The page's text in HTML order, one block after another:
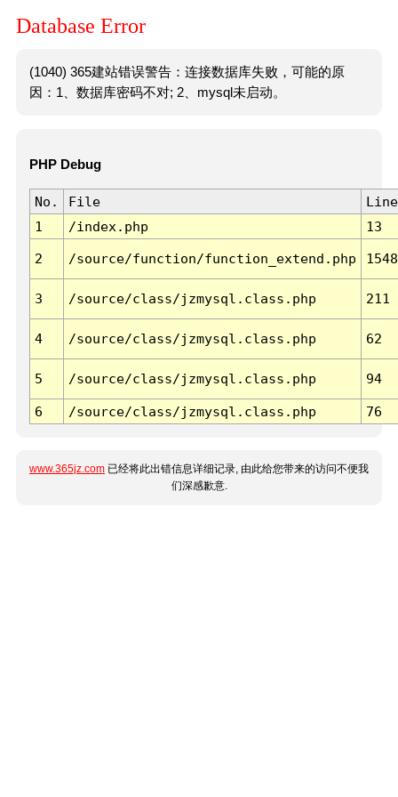
Database Error
(1040) 365建站错误警告：连接数据库失败，可能的原
因：1、数据库密码不对; 2、mysql未启动。
PHP Debug
No. File
Line
1
/index.php 13
2 /source/function/function_extend.php 1548
3 /source/class/jzmysql.class.php 211
4 /source/class/jzmysql.class.php 62
5 /source/class/jzmysql.class.php 94
6 /source/class/jzmysql.class.php 76
www.365jz.com 已经将此出错信息详细记录, 由此给您带来的访问不便我
们深感歉意.